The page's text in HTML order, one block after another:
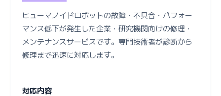
ヒューマノイドロボットの故障・不具合・パフォー
マンス低下が発生した企業・研究機関向けの修理・
メンテナンスサービスです。専門技術者が診断から
修理まで迅速に対応します。
対応内容